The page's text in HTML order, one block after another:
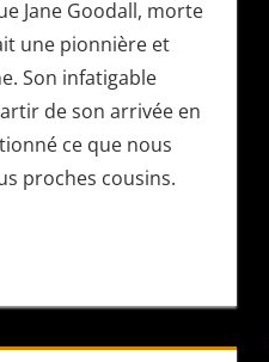
Jane Goodall, morte
une pionnière et
Son infatigable
de son arrivée en
ce que nous
proches cousins.